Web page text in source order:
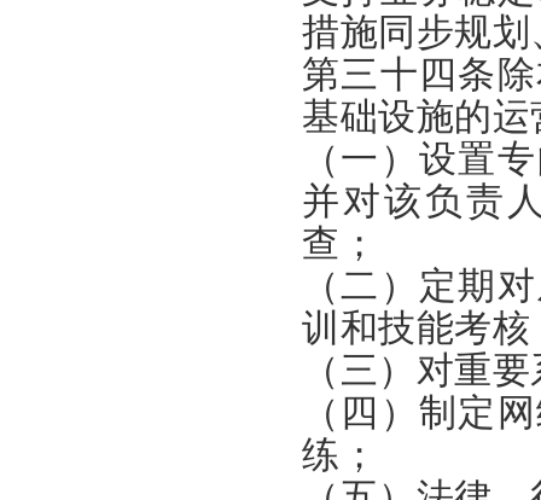
措施同步规
第三十四条
基础设施的
（一）设置
并对该负责
查；
（二）定期
训和技能考核
（三）对重
（四）制定
练；